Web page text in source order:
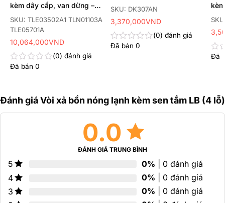
SKU: TLE03502A1 TLN01103A
TLE05701A
kèm dây cấp, van dừng –
van nhiệt độ
Được
5
0
đánh giá
Đã bán 0
10,064,000VND
SKU: DK307AN
Được
0
đánh giá
Đã bán 0
3,370,000VND
sao
Đã
Đánh giá Vòi xả bồn nóng lạnh kèm sen tắm LB (4 lỗ)
0.0
ĐÁNH GIÁ TRUNG BÌNH
5 0% | 0 đánh giá
4
0% | 0 đánh giá
3
0% | 0 đánh giá